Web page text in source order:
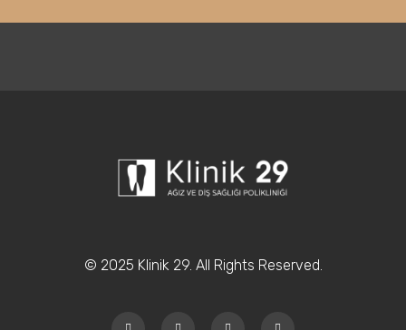
© 2025 Klinik 29. All Rights Reserved.